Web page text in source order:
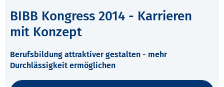
BIBB Kongress 2014 - Karrieren
mit Konzept
Berufsbildung attraktiver gestalten - mehr
Durchlässigkeit ermöglichen